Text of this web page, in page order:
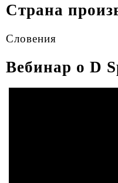
Страна
Словения
Вебинар о D